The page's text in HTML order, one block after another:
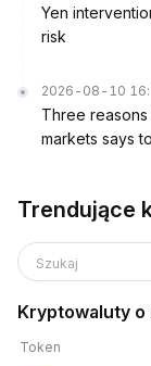
Yen
risk
2026-08-10
Three
markets says
Trendujące
Szukaj
Kryptowaluty o
Token